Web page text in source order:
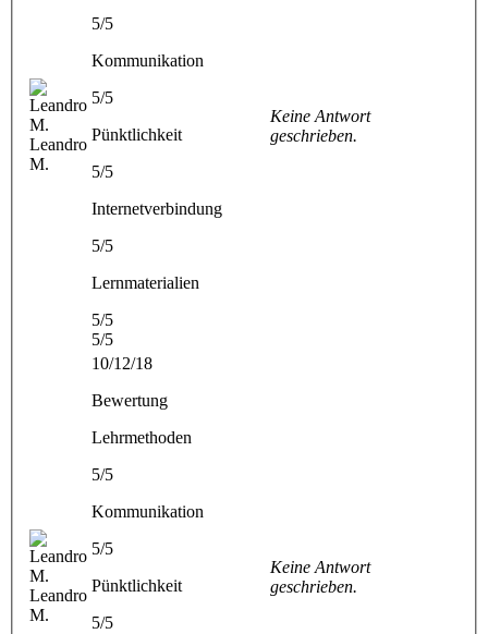
Leandro
M.
5/5
Kommunikation
5/5
Pünktlichkeit
5/5
Internetverbindung
5/5
Lernmaterialien
5/5
5/5
Keine Antwort
geschrieben.
Leandro
M.
10/12/18
Bewertung
Lehrmethoden
5/5
Kommunikation
5/5
Pünktlichkeit
5/5
Keine Antwort
geschrieben.